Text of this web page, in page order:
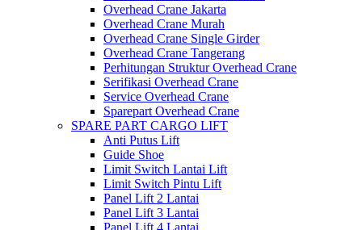
Overhead Crane Jakarta
Overhead Crane Murah
Overhead Crane Single Girder
Overhead Crane Tangerang
Perhitungan Struktur Overhead Crane
Serifikasi Overhead Crane
Service Overhead Crane
Sparepart Overhead Crane
SPARE PART CARGO LIFT
Anti Putus Lift
Guide Shoe
Limit Switch Lantai Lift
Limit Switch Pintu Lift
Panel Lift 2 Lantai
Panel Lift 3 Lantai
Panel Lift 4 Lantai